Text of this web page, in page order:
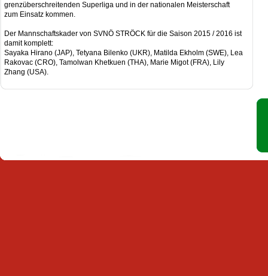
grenzüberschreitenden Superliga und in der nationalen Meisterschaft
zum Einsatz kommen.
Der Mannschaftskader von SVNÖ STRÖCK für die Saison 2015 / 2016 ist
damit komplett:
Sayaka Hirano (JAP), Tetyana Bilenko (UKR), Matilda Ekholm (SWE), Lea
Rakovac (CRO), Tamolwan Khetkuen (THA), Marie Migot (FRA), Lily
Zhang (USA).